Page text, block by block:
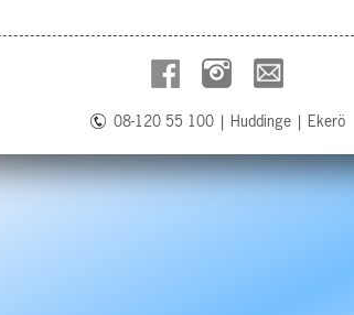
08-120 55 100 | Huddinge | Ekerö